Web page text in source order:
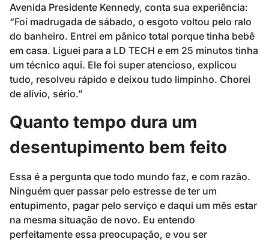
Avenida Presidente Kennedy, conta sua experiência:
“Foi madrugada de sábado, o esgoto voltou pelo ralo
do banheiro. Entrei em pânico total porque tinha bebê
em casa. Liguei para a LD TECH e em 25 minutos tinha
um técnico aqui. Ele foi super atencioso, explicou
tudo, resolveu rápido e deixou tudo limpinho. Chorei
de alívio, sério.”
Quanto tempo dura um
desentupimento bem feito
Essa é a pergunta que todo mundo faz, e com razão.
Ninguém quer passar pelo estresse de ter um
entupimento, pagar pelo serviço e daqui um mês estar
na mesma situação de novo. Eu entendo
perfeitamente essa preocupação, e vou ser